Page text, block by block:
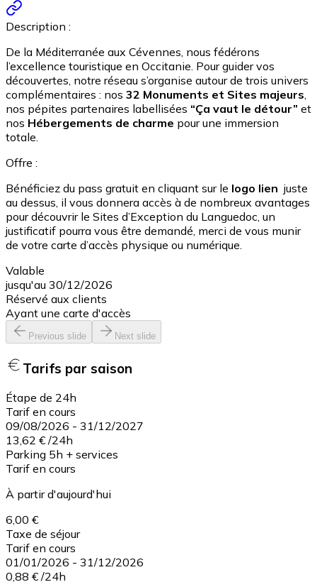
Description :
De la Méditerranée aux Cévennes, nous fédérons
l’excellence touristique en Occitanie. Pour guider vos
découvertes, notre réseau s’organise autour de trois univers
complémentaires : nos 32 Monuments et Sites majeurs
nos pépites partenaires labellisées “Ça vaut le détour” et
nos Hébergements de charme pour une immersion
totale.
Offre :
Bénéficiez du pass gratuit en cliquant sur le logo lien juste
au dessus, il vous donnera accès à de nombreux avantages
pour découvrir le Sites d’Exception du Languedoc, un
justificatif pourra vous être demandé, merci de vous munir
de votre carte d’accès physique ou numérique.
Valable
jusqu'au 30/12/2026
Réservé aux clients
Ayant une carte d'accès
Previous slide Next slide
Tarifs par saison
Étape de 24h
Tarif en cours
09/08/2026 - 31/12/2027
13,62 € /24h
Parking 5h + services
Tarif en cours
À partir d'aujourd'hui
6,00 €
Taxe de séjour
Tarif en cours
01/01/2026 - 31/12/2026
0,88 € /24h